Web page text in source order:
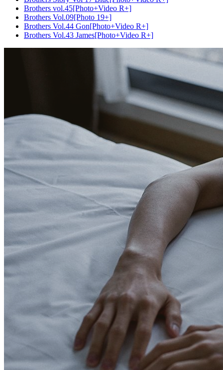
Brothers vol.45[Photo+Video R+]
Brothers Vol.09[Photo 19+]
Brothers Vol.44 Gon[Photo+Video R+]
Brothers Vol.43 James[Photo+Video R+]